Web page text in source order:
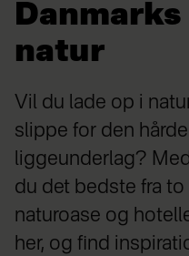
natur
Vil du lade op i
slippe for den
liggeunderlag?
du det bedste fra
naturoase og
her, og find